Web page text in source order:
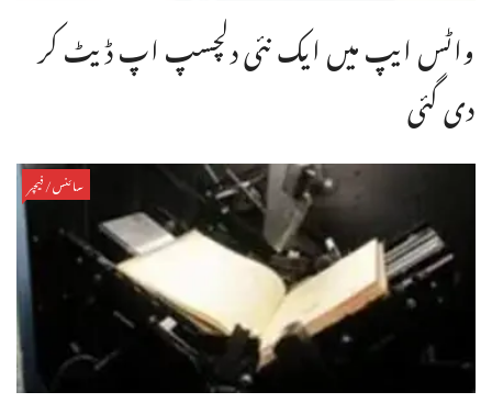
واٹس ایپ میں ایک نئی دلچسپ اپ ڈیٹ کر
دی گئی
سائنس/فیچر